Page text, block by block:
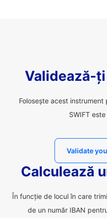
Validează-
Folosește acest
SWIFT
Validate
Calculează
În funcție de locul în care
de un număr IBAN